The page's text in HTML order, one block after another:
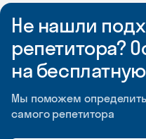
Не нашли
репетитора?
на
Мы поможем
самого репетитора